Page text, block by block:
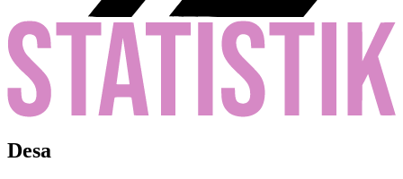
Desa